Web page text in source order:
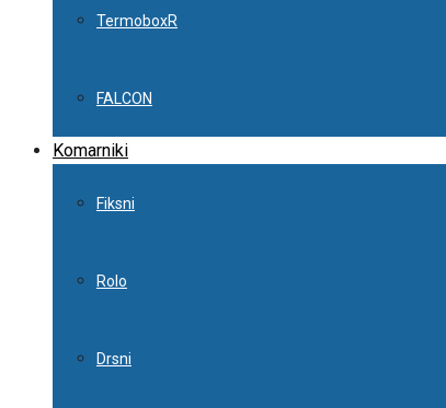
TermoboxR
FALCON
Komarniki
Fiksni
Rolo
Drsni